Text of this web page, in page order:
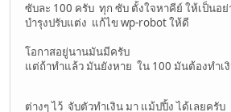
ซับละ 100 ครับ ทุก ซับ ตั้งใจหาคีย์ ให้เป็นอ
บำรุงปรับแต่ง แก้ไข wp-robot ให้ดี
โอกาสอยู่นานมันมีครับ
แต่ถ้าทำแล้ว มันยังหาย ใน 100 มันต้องทำเ
ต่างๆ ไว้ จับตัวทำเงิน มา แม้ปปิ้ง ได้เลยครับ